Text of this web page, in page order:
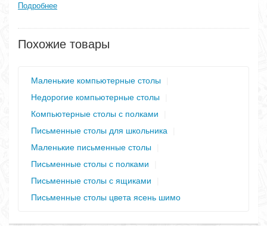
Подробнее
Похожие товары
Маленькие компьютерные столы
Недорогие компьютерные столы
Компьютерные столы с полками
Письменные столы для школьника
Маленькие письменные столы
Письменные столы с полками
Письменные столы с ящиками
Письменные столы цвета ясень шимо